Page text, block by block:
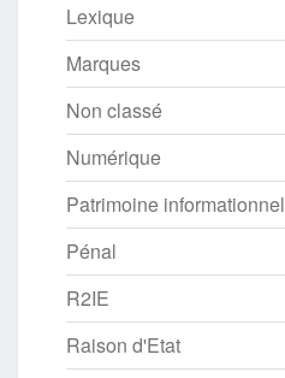
Lexique
Marques
Non classé
Numérique
Patrimoine informationnel
Pénal
R2IE
Raison d'Etat